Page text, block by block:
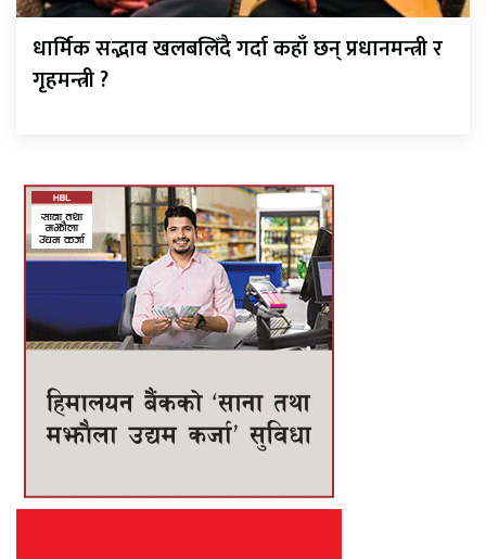
धार्मिक सद्भाव खलबलिँदै गर्दा कहाँ छन् प्रधानमन्त्री र
गृहमन्त्री ?